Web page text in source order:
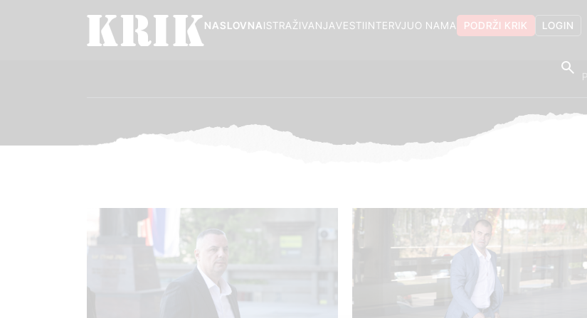
LOGIN
PODRŽI KRIK
O NAMA
INTERVJU
VESTI
ISTRAŽIVANJA
NASLOVNA